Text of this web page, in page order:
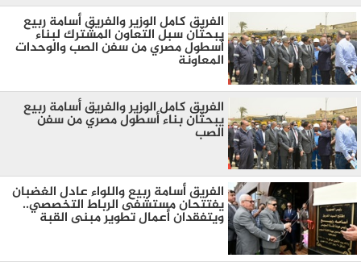
الفريق كامل الوزير والفريق أسامة ربيع
يبحثان سبل التعاون المشترك لبناء
أسطول مصري من سفن الصب والوحدات
المعاونة
الفريق كامل الوزير والفريق أسامة ربيع
يبحثان بناء أسطول مصري من سفن
الصب
‏الفريق أسامة ربيع واللواء عادل الغضبان
يفتتحان مستشفى الرباط التخصصي..
ويتفقدان أعمال تطوير مبنى القبة